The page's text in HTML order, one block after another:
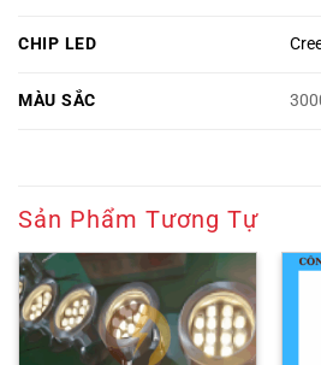
CHIP LED
MÀU SẮC
Sản Phẩm Tương Tự